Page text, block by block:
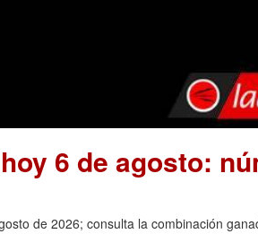
6 de agosto:
de 2026; consulta la combinación